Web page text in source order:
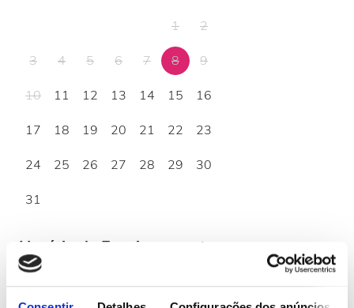
1
2
3
4 5 6 7 8
9
10
11 12 13 14 15
16
17
18 19 20 21 22
23
24
25 26 27 28 29
30
31
Horário de Funcionamento